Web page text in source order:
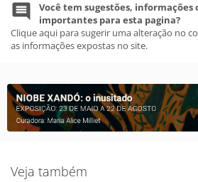
Você tem sugestões, informações
importantes para esta pagina?
Clique aqui para sugerir uma alteração no
as informações expostas no site.
Veja também